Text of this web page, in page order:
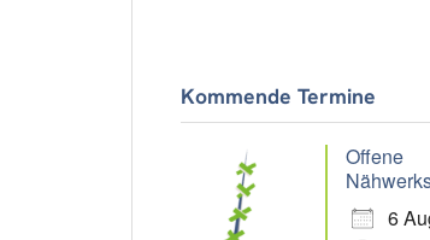
Kommende Termine
Offene
6